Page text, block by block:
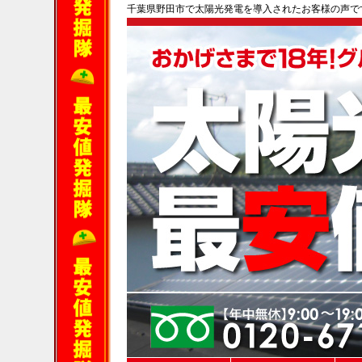
千葉県野田市で太陽光発電を導入されたお客様の声で